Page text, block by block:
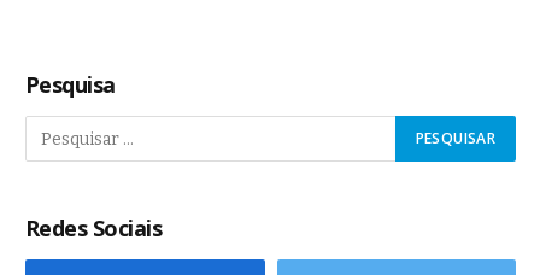
Pesquisa
Redes Sociais